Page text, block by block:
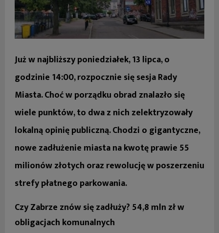
Już w najbliższy poniedziałek, 13 lipca, o
godzinie 14:00, rozpocznie się sesja Rady
Miasta. Choć w porządku obrad znalazło się
wiele punktów, to dwa z nich zelektryzowały
lokalną opinię publiczną. Chodzi o gigantyczne,
nowe zadłużenie miasta na kwotę prawie 55
milionów złotych oraz rewolucję w poszerzeniu
strefy płatnego parkowania.
Czy Zabrze znów się zadłuży? 54,8 mln zł w
obligacjach komunalnych